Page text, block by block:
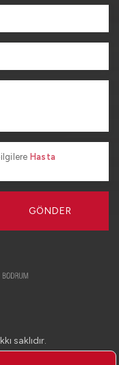
Hasta
GÖNDER
saklıdır.